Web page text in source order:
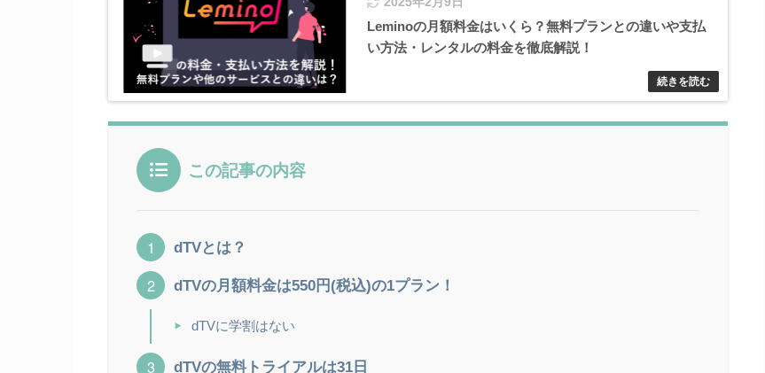
Leminoの月額料金はいくら？無料プランとの違いや支払
い方法・レンタルの料金を徹底解説！
この記事の内容
dTVとは？
dTVの月額料金は550円(税込)の1プラン！
dTVに学割はない
dTVの無料トライアルは31日